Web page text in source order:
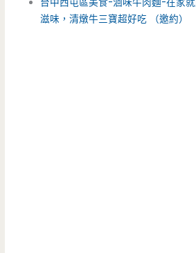
滋味，清燉牛三寶超好吃 （邀約）